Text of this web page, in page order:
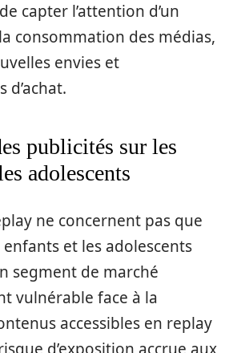
capter l’attention d’un
consommation des médias,
envies et
publicités sur les
adolescents
ne concernent pas que
enfants et les adolescents
segment de marché
vulnérable face à la
accessibles en replay
d’exposition accrue aux